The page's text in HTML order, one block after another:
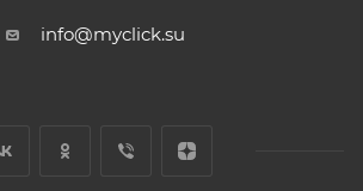
info@myclick.su